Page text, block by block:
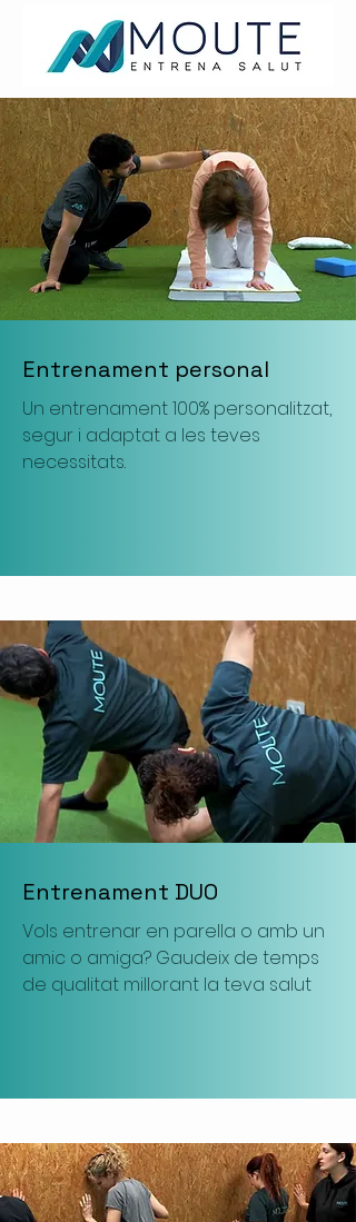
Entrenament personal
Un entrenament 100% personalitzat,
segur i adaptat a les teves
necessitats.
Entrenament DUO
Vols entrenar en parella o amb un
amic o amiga? Gaudeix de temps
de qualitat millorant la teva salut